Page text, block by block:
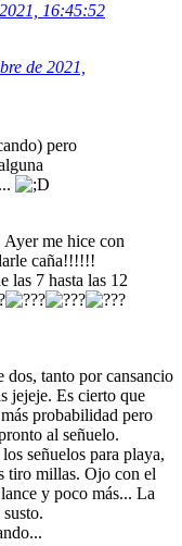
16:45:52
de 2021,
pero
me hice con
caña!!!!!!
las 7 hasta las 12
dos, tanto por cansancio
jejeje. Es cierto que
probabilidad pero
al señuelo.
señuelos para playa,
tiro millas. Ojo con el
y poco más... La